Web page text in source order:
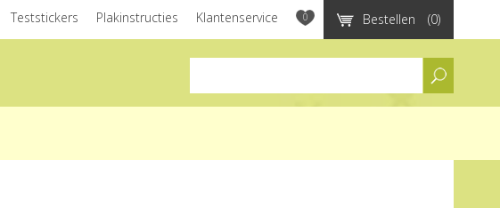
Bestellen (0)
Teststickers Plakinstructies Klantenservice 0